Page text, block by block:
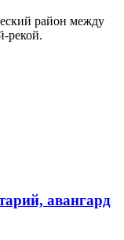
район между
рекой.
авангард